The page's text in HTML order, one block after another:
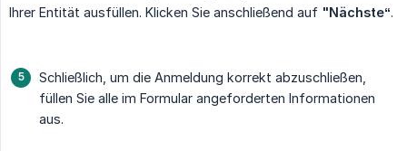
Ihrer Entität ausfüllen. Klicken Sie anschließend auf "Nächste“.
Schließlich, um die Anmeldung korrekt abzuschließen,
füllen Sie alle im Formular angeforderten Informationen
aus.